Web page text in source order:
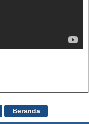
Beranda